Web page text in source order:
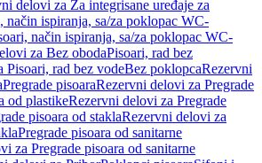
delovi za Za integrisane uređaje za
način ispiranja, sa/za poklopac WC-
način ispiranja, sa/za poklopac WC-
za Bez obodaPisoari, rad bez
Pisoari, rad bez vodeBez poklopcaRezervni
Pregrade pisoaraRezervni delovi za Pregrade
od plastikeRezervni delovi za Pregrade
pisoara od staklaRezervni delovi za
Pregrade pisoara od sanitarne
za Pregrade pisoara od sanitarne